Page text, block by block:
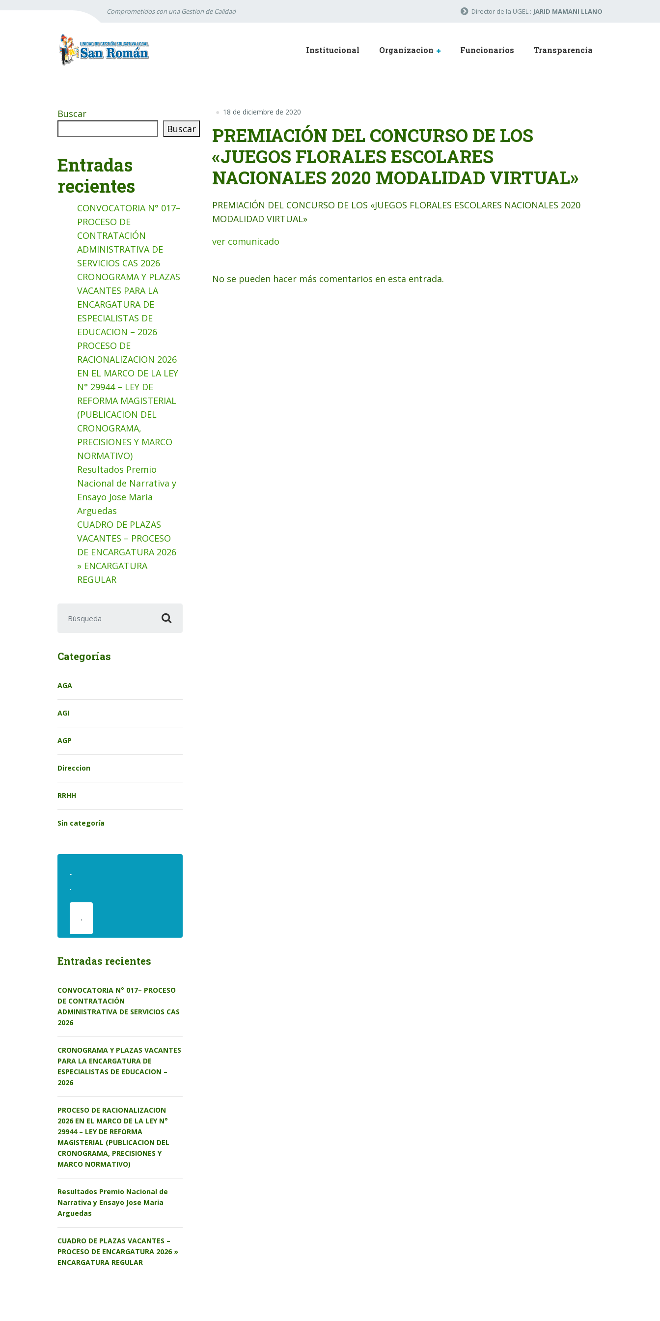
Comprometidos con una Gestion de Calidad Director de la UGEL : JARID MAMANI LLANO
Institucional Organizacion Funcionarios Transparencia
18 de diciembre de 2020
PREMIACIÓN DEL CONCURSO DE LOS
«JUEGOS FLORALES ESCOLARES
NACIONALES 2020 MODALIDAD VIRTUAL»
PREMIACIÓN DEL CONCURSO DE LOS «JUEGOS FLORALES ESCOLARES NACIONALES 2020
MODALIDAD VIRTUAL»
ver comunicado
No se pueden hacer más comentarios en esta entrada.
Buscar
Buscar
Entradas
recientes
CONVOCATORIA N° 017–
PROCESO DE
CONTRATACIÓN
ADMINISTRATIVA DE
SERVICIOS CAS 2026
CRONOGRAMA Y PLAZAS
VACANTES PARA LA
ENCARGATURA DE
ESPECIALISTAS DE
EDUCACION – 2026
PROCESO DE
RACIONALIZACION 2026
EN EL MARCO DE LA LEY
N° 29944 – LEY DE
REFORMA MAGISTERIAL
(PUBLICACION DEL
CRONOGRAMA,
PRECISIONES Y MARCO
NORMATIVO)
Resultados Premio
Nacional de Narrativa y
Ensayo Jose Maria
Arguedas
CUADRO DE PLAZAS
VACANTES – PROCESO
DE ENCARGATURA 2026
» ENCARGATURA
REGULAR
Categorías
AGA
AGI
AGP
Direccion
RRHH
Sin categoría
.
.
.
Entradas recientes
CONVOCATORIA N° 017– PROCESO
DE CONTRATACIÓN
ADMINISTRATIVA DE SERVICIOS CAS
2026
CRONOGRAMA Y PLAZAS VACANTES
PARA LA ENCARGATURA DE
ESPECIALISTAS DE EDUCACION –
2026
PROCESO DE RACIONALIZACION
2026 EN EL MARCO DE LA LEY N°
29944 – LEY DE REFORMA
MAGISTERIAL (PUBLICACION DEL
CRONOGRAMA, PRECISIONES Y
MARCO NORMATIVO)
Resultados Premio Nacional de
Narrativa y Ensayo Jose Maria
Arguedas
CUADRO DE PLAZAS VACANTES –
PROCESO DE ENCARGATURA 2026 »
ENCARGATURA REGULAR